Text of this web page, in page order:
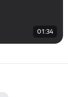
01:34